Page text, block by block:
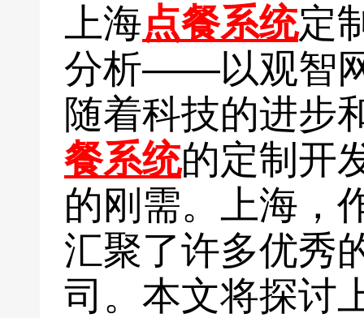
上海点餐系统定
分析——以观智
随着科技的进步
餐系统的定制开
的刚需。上海，
汇聚了许多优秀
司。本文将探讨